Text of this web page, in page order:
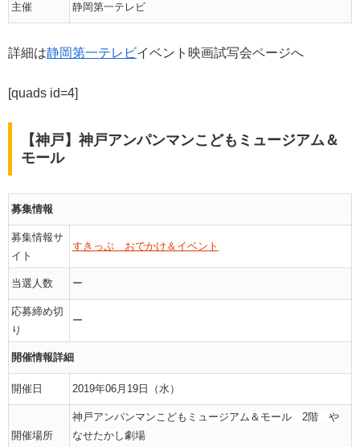
主催 静岡第一テレビ
詳細は静岡第一テレビイベント映画試写会ページへ
[quads id=4]
【神戸】神戸アンパンマンこどもミュージアム＆
モール
募集情報
募集情報サ
イト
すきっぷ おでかけ＆イベント
当選人数 ー
応募締め切
り
ー
開催情報詳細
開催日 2019年06月19日（水）
開催場所
神戸アンパンマンこどもミュージアム＆モール 2階 や
なせたかし劇場